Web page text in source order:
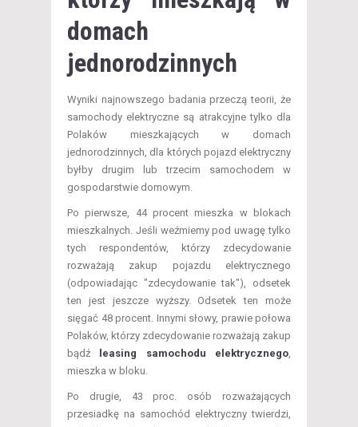
domach
jednorodzinnych
Wyniki najnowszego badania przeczą teorii, że
samochody elektryczne są atrakcyjne tylko dla
Polaków mieszkających w domach
jednorodzinnych, dla których pojazd elektryczny
byłby drugim lub trzecim samochodem w
gospodarstwie domowym.
Po pierwsze, 44 procent mieszka w blokach
mieszkalnych. Jeśli weźmiemy pod uwagę tylko
tych respondentów, którzy zdecydowanie
rozważają zakup pojazdu elektrycznego
(odpowiadając "zdecydowanie tak"), odsetek
ten jest jeszcze wyższy. Odsetek ten może
sięgać 48 procent. Innymi słowy, prawie połowa
Polaków, którzy zdecydowanie rozważają zakup
bądź
leasing samochodu elektrycznego,
mieszka w bloku.
Po drugie, 43 proc. osób rozważających
przesiadkę na samochód elektryczny twierdzi,